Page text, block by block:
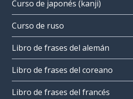
Curso de japonés (kanji)
Curso de ruso
Libro de frases del alemán
Libro de frases del coreano
Libro de frases del francés